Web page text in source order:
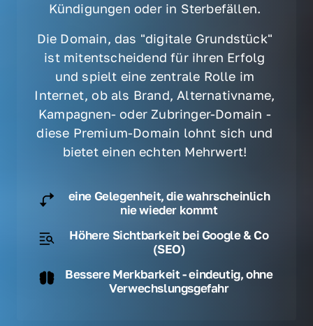
Kündigungen oder in Sterbefällen.
Die Domain, das "digitale Grundstück"
ist mitentscheidend für ihren Erfolg
und spielt eine zentrale Rolle im
Internet, ob als Brand, Alternativname,
Kampagnen- oder Zubringer-Domain -
diese Premium-Domain lohnt sich und
bietet einen echten Mehrwert!
eine Gelegenheit, die wahrscheinlich
nie wieder kommt
Höhere Sichtbarkeit bei Google & Co
(SEO)
Bessere Merkbarkeit - eindeutig, ohne
Verwechslungsgefahr